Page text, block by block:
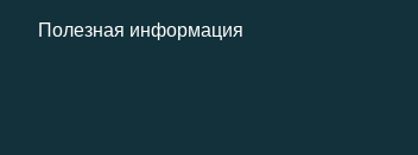
Полезная информация